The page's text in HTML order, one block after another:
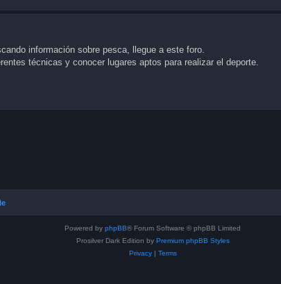
información sobre pesca, llegue a este foro.
técnicas y conocer lugares aptos para realizar el deporte.
Powered by phpBB® Forum Software © phpBB Limited
Prosilver Dark Edition by Premium phpBB Styles
Privacy| Terms